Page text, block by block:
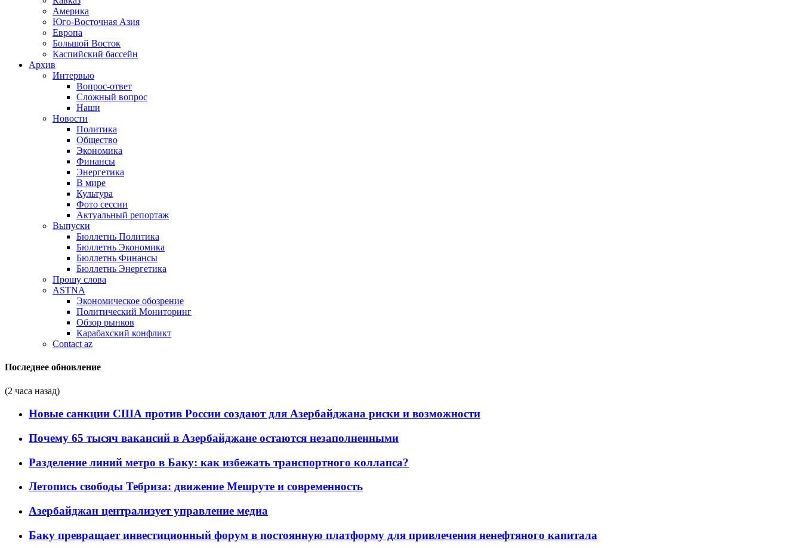
Америка
Юго-Восточная Азия
Европа
Большой Восток
Каспийский бассейн
Архив
Интервью
Вопрос-ответ
Сложный вопрос
Наши
Новости
Политика
Общество
Экономика
Финансы
Энергетика
В мире
Культура
Фото сессии
Актуальный репортаж
Выпуски
Бюллетнь Политика
Бюллетнь Экономика
Бюллетнь Финансы
Бюллетнь Энергетика
Прошу слова
ASTNA
Экономическое обозрение
Политический Мониторинг
Обзор рынков
Карабахский конфликт
Contact az
Последнее обновление
(2 часа назад)
Новые санкции США против России создают для Азербайджана риски и возможности
Почему 65 тысяч вакансий в Азербайджане остаются незаполненными
Разделение линий метро в Баку: как избежать транспортного коллапса?
Летопись свободы Тебриза: движение Мешруте и современность
Азербайджан централизует управление медиа
Баку превращает инвестиционный форум в постоянную платформу для привлечения ненефтяного капитала